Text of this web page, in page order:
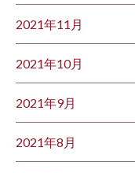
2021年11月
2021年10月
2021年9月
2021年8月